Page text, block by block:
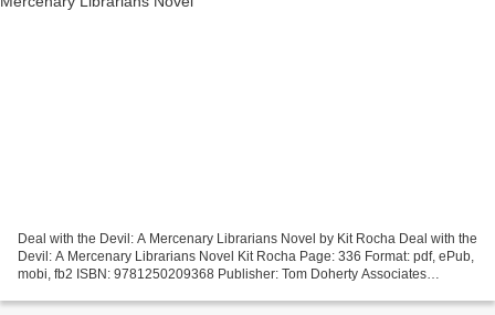
Deal with the Devil: A Mercenary Librarians Novel by Kit Rocha Deal with the
Devil: A Mercenary Librarians Novel Kit Rocha Page: 336 Format: pdf, ePub,
mobi, fb2 ISBN: 9781250209368 Publisher: Tom Doherty Associates